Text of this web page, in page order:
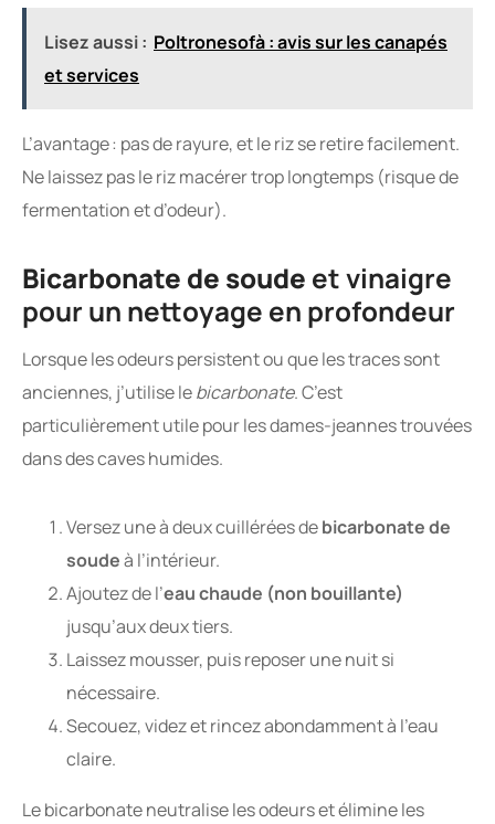
Lisez aussi : Poltronesofà : avis sur les canapés
et services
L’avantage : pas de rayure, et le riz se retire facilement.
Ne laissez pas le riz macérer trop longtemps (risque de
fermentation et d’odeur).
Bicarbonate de soude et vinaigre
pour un nettoyage en profondeur
Lorsque les odeurs persistent ou que les traces sont
anciennes, j’utilise lebicarbonate. C’est
particulièrement utile pour les dames-jeannes trouvées
dans des caves humides.
Versez une à deux cuillérées debicarbonate de
soudeà l’intérieur.
Ajoutez de l’eau chaude (non bouillante)
jusqu’aux deux tiers.
Laissez mousser, puis reposer une nuit si
nécessaire.
Secouez, videz et rincez abondamment à l’eau
claire.
Le bicarbonate neutralise les odeurs et élimine les